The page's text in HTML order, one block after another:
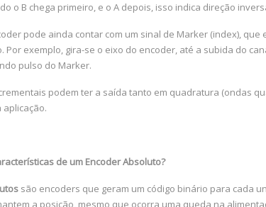
o B chega primeiro, e o A depois, isso indica direção
pode ainda contar com um sinal de Marker (index),
Por exemplo, gira-se o eixo do encoder, até a subida do
pulso do Marker.
podem ter a saída tanto em quadratura (ondas
aplicação.
de um Encoder Absoluto?
são encoders que geram um código binário para cada
a posição, mesmo que ocorra uma queda na